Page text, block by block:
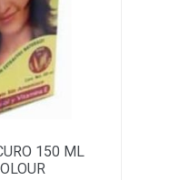
150 ML